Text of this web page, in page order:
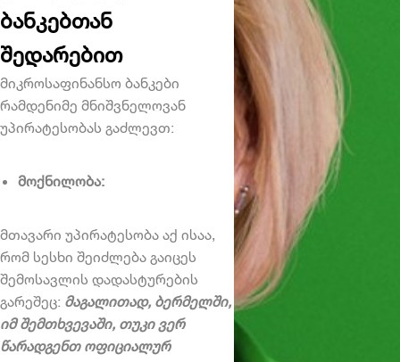
ბანკებთან
შედარებით
მიკროსაფინანსო ბანკები
რამდენიმე მნიშვნელოვან
უპირატესობას გაძლევთ:
მოქნილობა:
მთავარი უპირატესობა აქ ისაა,
რომ სესხი შეიძლება გაიცეს
შემოსავლის დადასტურების
გარეშეც: მაგალითად, ბერმელში,
იმ შემთხვევაში, თუკი ვერ
წარადგენთ ოფიციალურ